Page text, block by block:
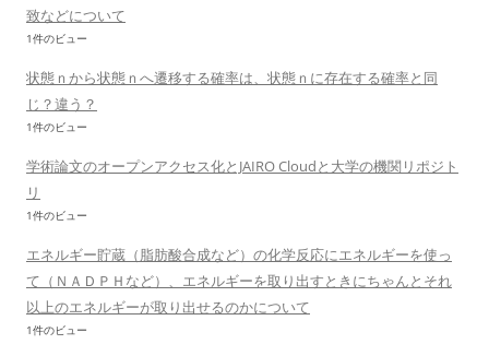
致などについて
1件のビュー
状態ｎから状態ｎへ遷移する確率は、状態ｎに存在する確率と同
じ？違う？
1件のビュー
学術論文のオープンアクセス化とJAIRO Cloudと大学の機関リポジト
リ
1件のビュー
エネルギー貯蔵（脂肪酸合成など）の化学反応にエネルギーを使っ
て（ＮＡＤＰＨなど）、エネルギーを取り出すときにちゃんとそれ
以上のエネルギーが取り出せるのかについて
1件のビュー